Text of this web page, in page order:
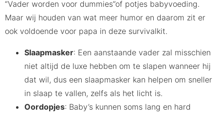
“Vader worden voor dummies”of potjes babyvoeding.
Maar wij houden van wat meer humor en daarom zit er
ook voldoende voor papa in deze survivalkit.
Slaapmasker: Een aanstaande vader zal misschien
niet altijd de luxe hebben om te slapen wanneer hij
dat wil, dus een slaapmasker kan helpen om sneller
in slaap te vallen, zelfs als het licht is.
Oordopjes: Baby’s kunnen soms lang en hard